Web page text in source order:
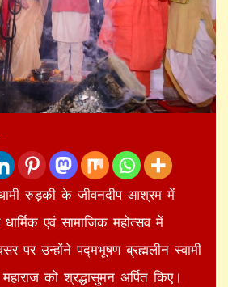
रुड़की के जीवनदीप आश्रम में
एवं सामाजिक महोत्सव में
पर उन्होंने पद्मभूषण ब्रह्मलीन स्वामी
को श्रद्धासुमन अर्पित किए।